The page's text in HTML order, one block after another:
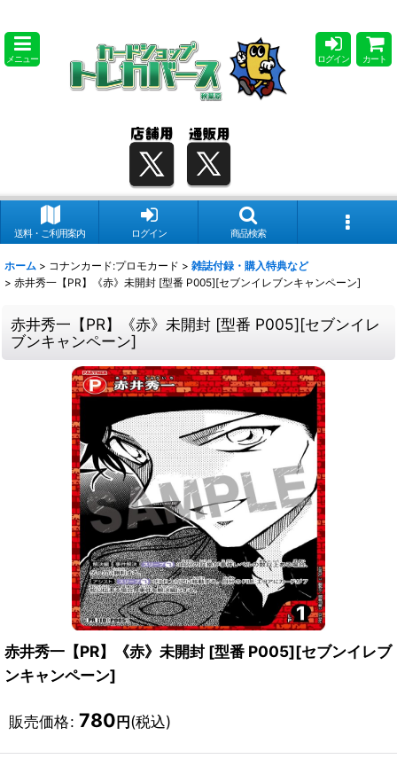
メニュー ログイン カート
送料・ご利用案内 ログイン 商品検索
ホーム > コナンカード:プロモカード > 雑誌付録・購入特典など
> 赤井秀一【PR】《赤》未開封 [型番 P005][セブンイレブンキャンペーン]
赤井秀一【PR】《赤》未開封 [型番 P005][セブンイレ
ブンキャンペーン]
赤井秀一【PR】《赤》未開封 [型番 P005][セブンイレブ
ンキャンペーン]
販売価格: 780 円 (税込)